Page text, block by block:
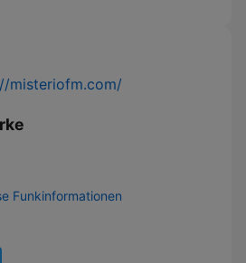
misteriofm.com/
Funkinformationen